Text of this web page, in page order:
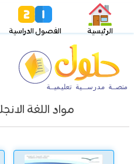
الرئيسية الفصول الدراسية
مواد اللغة